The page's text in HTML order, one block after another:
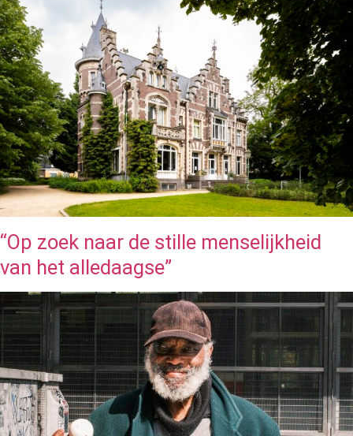
“Op zoek naar de stille menselijkheid
van het alledaagse”